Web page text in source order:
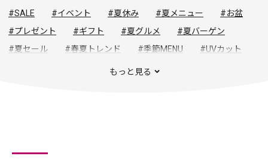
#SALE #イベント #夏休み #夏メニュー
#お盆
#プレゼント
#ギフト #夏グルメ
#夏バーゲン
#夏セール
#春夏トレンド #季節MENU
#UVカット
#夏物セール
もっと見る